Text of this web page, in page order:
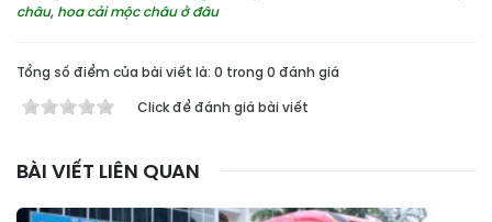
châu, hoa cải mộc châu ở đâu
Tổng số điểm của bài viết là: 0 trong 0 đánh giá
Click để đánh giá bài viết
BÀI VIẾT LIÊN QUAN